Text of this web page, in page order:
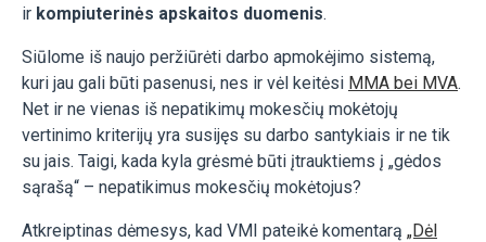
ir kompiuterinės apskaitos duomenis.
Siūlome iš naujo peržiūrėti darbo apmokėjimo sistemą,
kuri jau gali būti pasenusi, nes ir vėl keitėsi MMA bei MVA.
Net ir ne vienas iš nepatikimų mokesčių mokėtojų
vertinimo kriterijų yra susijęs su darbo santykiais ir ne tik
su jais. Taigi, kada kyla grėsmė būti įtrauktiems į „gėdos
sąrašą“ – nepatikimus mokesčių mokėtojus?
Atkreiptinas dėmesys, kad VMI pateikė komentarą „Dėl